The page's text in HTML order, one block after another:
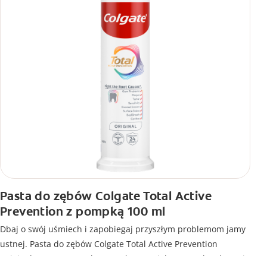
Pasta do zębów Colgate Total Active
Prevention z pompką 100 ml
Dbaj o swój uśmiech i zapobiegaj przyszłym problemom jamy
ustnej. Pasta do zębów Colgate Total Active Prevention